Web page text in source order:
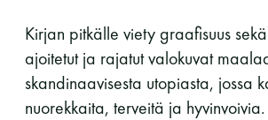
Kirjan pitkälle viety graafisuus
ajoitetut ja rajatut valokuvat
skandinaavisesta utopiasta, jossa
nuorekkaita, terveitä ja hyvinvoivia.